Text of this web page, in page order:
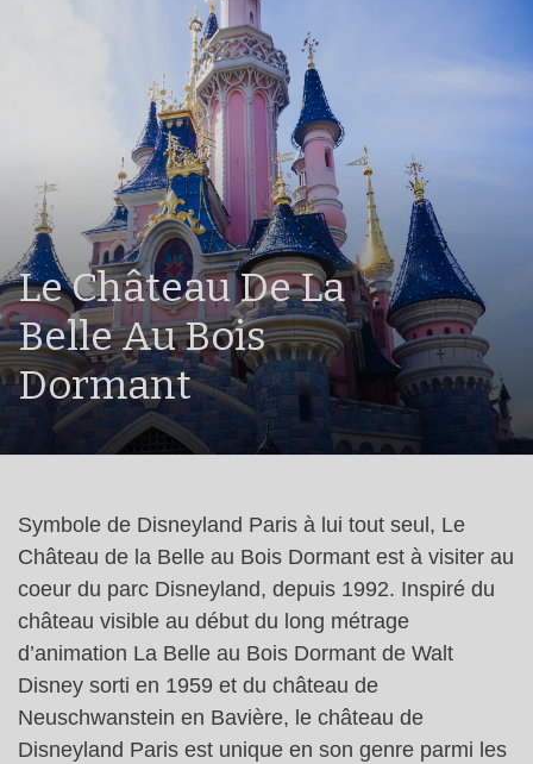
Le Château De La
Belle Au Bois
Dormant
Symbole de Disneyland Paris à lui tout seul, Le
Château de la Belle au Bois Dormant est à visiter au
coeur du parc Disneyland, depuis 1992. Inspiré du
château visible au début du long métrage
d’animation La Belle au Bois Dormant de Walt
Disney sorti en 1959 et du château de
Neuschwanstein en Bavière, le château de
Disneyland Paris est unique en son genre parmi les